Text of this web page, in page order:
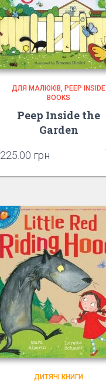
ДЛЯ МАЛЮКІВ
PEEP INSIDE
BOOKS
Peep Inside the
Garden
225.00 грн
ДИТЯЧІ КНИГИ